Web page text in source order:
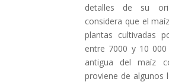
detalles de su
considera que el
plantas cultivadas
entre 7000 y 10
antigua del maíz
proviene de algunos